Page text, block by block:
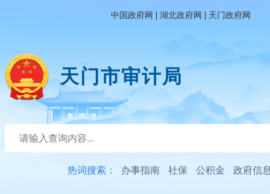
中国政府网 | 湖北政府网 | 天门政府网
天门市审计局
热词搜索： 办事指南 社保 公积金 政府信